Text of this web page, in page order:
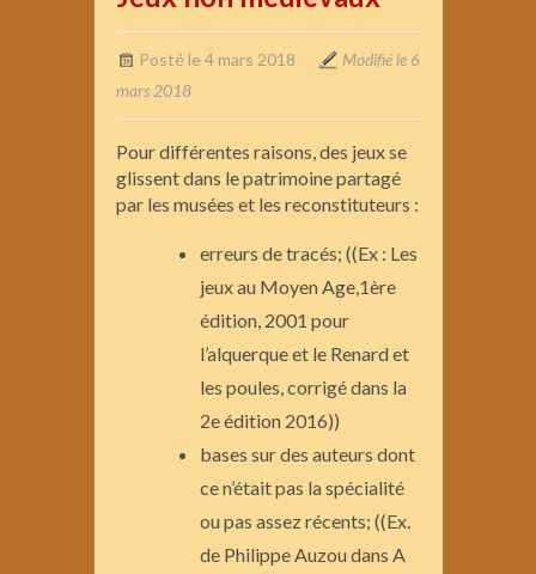
Posté le 4 mars 2018
Modifié le 6
mars 2018
Pour différentes raisons, des jeux se
glissent dans le patrimoine partagé
par les musées et les reconstituteurs :
erreurs de tracés; ((Ex : Les
jeux au Moyen Age,1ère
édition, 2001 pour
l’alquerque et le Renard et
les poules, corrigé dans la
2e édition 2016))
bases sur des auteurs dont
ce n’était pas la spécialité
ou pas assez récents; ((Ex.
de Philippe Auzou dans A